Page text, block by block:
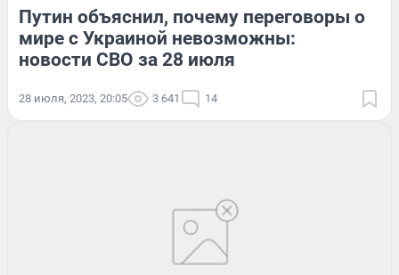
Путин объяснил, почему переговоры о
мире с Украиной невозможны:
новости СВО за 28 июля
28 июля, 2023, 20:05 3 641 14